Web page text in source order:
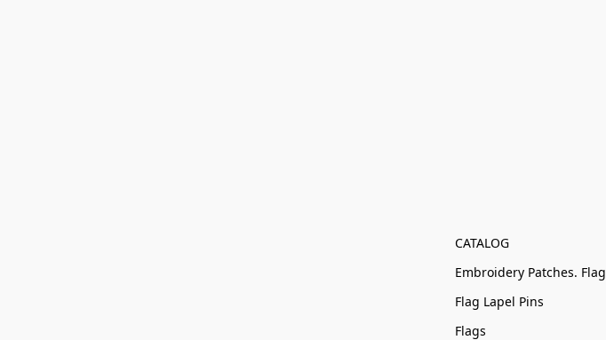
CATALOG
Embroidery Patches. Flag
Flag Lapel Pins
Flags